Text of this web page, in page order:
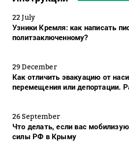
22 July
Узники Кремля: как написать
политзаключенному?
29 December
Как отличить эвакуацию от
перемещения или депортации.
26 September
Что делать, если вас
силы РФ в Крыму